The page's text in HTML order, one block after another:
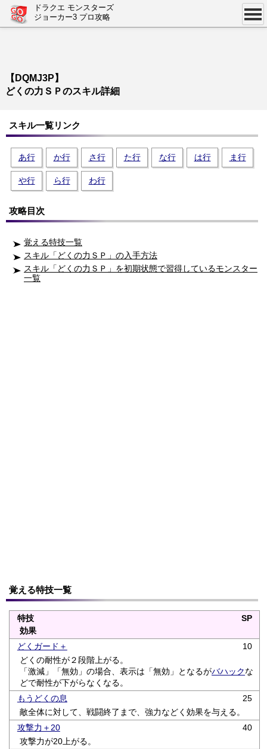
ドラクエ モンスターズ
ジョーカー3 プロ攻略
【DQMJ3P】
どくの力ＳＰのスキル詳細
スキル一覧リンク
あ行 か行 さ行 た行 な行 は行 ま行
や行 ら行 わ行
攻略目次
覚える特技一覧
スキル「どくの力ＳＰ」の入手方法
スキル「どくの力ＳＰ」を初期状態で習得しているモンスター
一覧
覚える特技一覧
特技
SP
効果
どくガード＋
10
どくの耐性が２段階上がる。
「激減」「無効」の場合、表示は「無効」となるがバハックな
どで耐性が下がらなくなる。
もうどくの息
25
敵全体に対して、戦闘終了まで、強力などく効果を与える。
攻撃力＋20
40
攻撃力が20上がる。